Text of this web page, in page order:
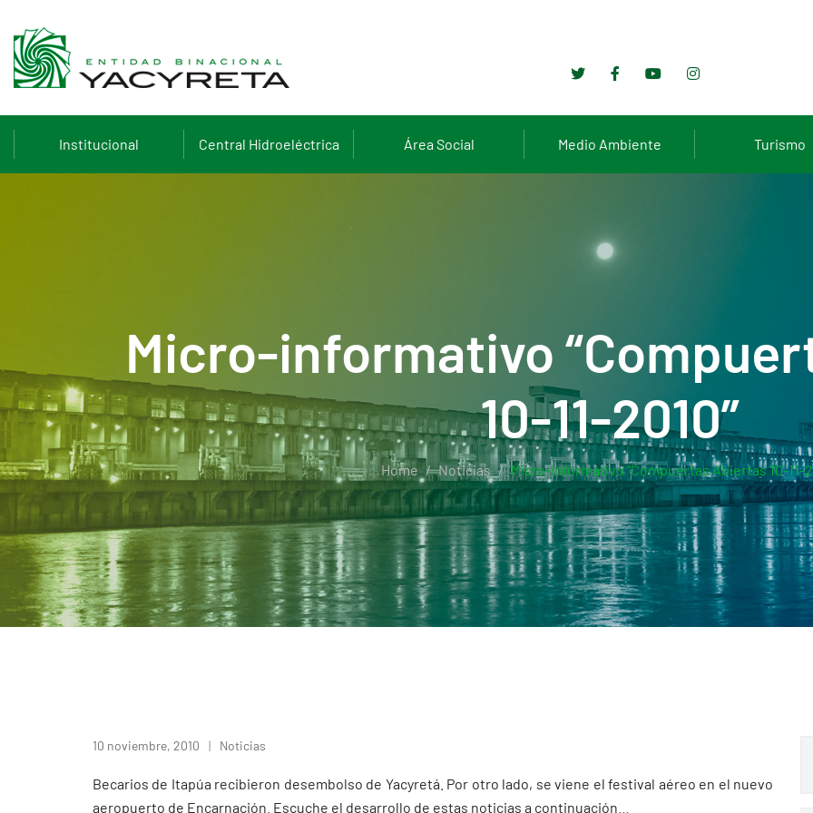
Institucional Central Hidroeléctrica Área Social Medio Ambiente Turismo
Micro-informativo
10-11-2010”
Home Noticias Micro-Informativo “Compuertas Abiertas 10-11-
10 noviembre, 2010 Noticias
Becarios de Itapúa recibieron desembolso de Yacyretá. Por otro lado, se viene el festival aéreo en el nuevo
aeropuerto de Encarnación. Escuche el desarrollo de estas noticias a continuación…